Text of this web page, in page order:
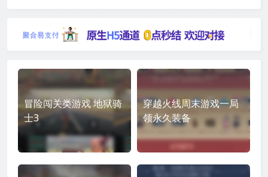
冒险闯关类游戏 地狱骑
士3
穿越火线周末游戏一局
领永久装备